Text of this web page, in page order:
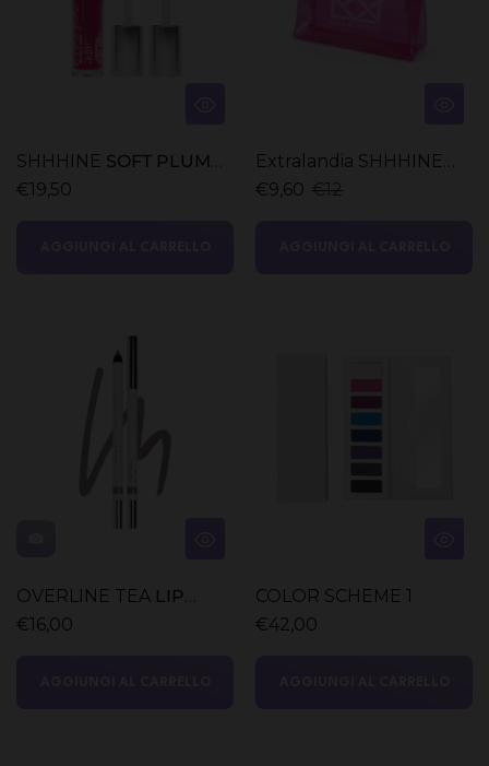
SHHHINE SOFT PLUMP
LIP GLOSS
€19,50
Extralandia SHHHINE
Pochette
€9,60 €12
OVERLINE TEA LIP
LINER
€16,00
COLOR SCHEME 1
€42,00